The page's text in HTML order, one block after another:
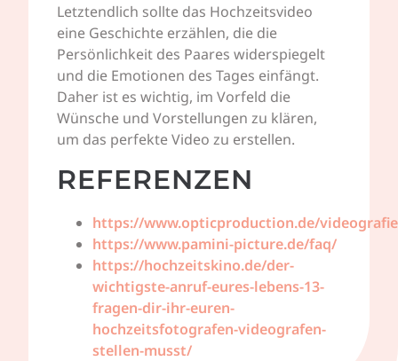
Letztendlich sollte das Hochzeitsvideo
eine Geschichte erzählen, die die
Persönlichkeit des Paares widerspiegelt
und die Emotionen des Tages einfängt.
Daher ist es wichtig, im Vorfeld die
Wünsche und Vorstellungen zu klären,
um das perfekte Video zu erstellen.
REFERENZEN
https://www.opticproduction.de/
https://www.pamini-picture.de/faq/
https://hochzeitskino.de/der-
wichtigste-anruf-eures-lebens-13-
fragen-dir-ihr-euren-
hochzeitsfotografen-videografen-
stellen-musst/